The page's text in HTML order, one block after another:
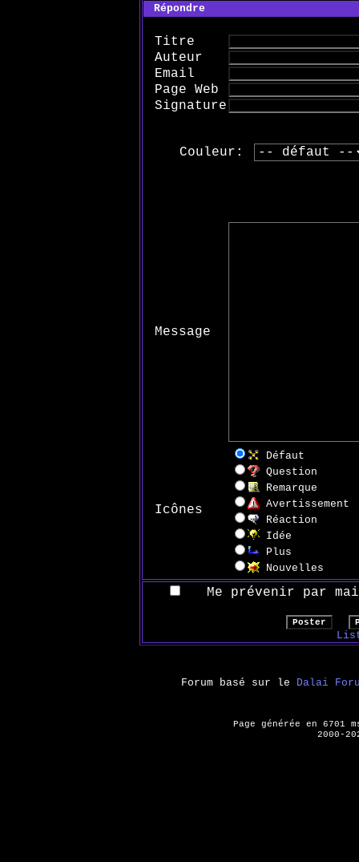
Répondre
Titre
Auteur
Email
Page Web
Signature
Couleur:
Message
Icônes
Défaut
Question
Remarque
Avertissement
Réaction
Idée
Plus
Nouvelles
Me prévenir par mail
Forum basé sur le Dalai
Page générée en 6701
2000-